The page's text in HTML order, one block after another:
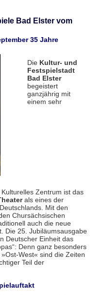
Bad Elster vom
35 Jahre
Die Kultur- und
Festspielstadt
Bad Elster
begeistert
ganzjährig mit
einem sehr
Zentrum ist das
als eines der
Mit den
Chursächsischen
auch die neue
Die 25. Jubiläumsausgabe
Deutscher Einheit das
Denn ganz besonders
West« sind die Zeiten
Teil der